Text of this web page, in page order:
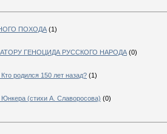
ПОХОДА (1)
ГЕНОЦИДА РУССКОГО НАРОДА (0)
родился 150 лет назад? (1)
Юнкера (стихи А. Славоросова) (0)